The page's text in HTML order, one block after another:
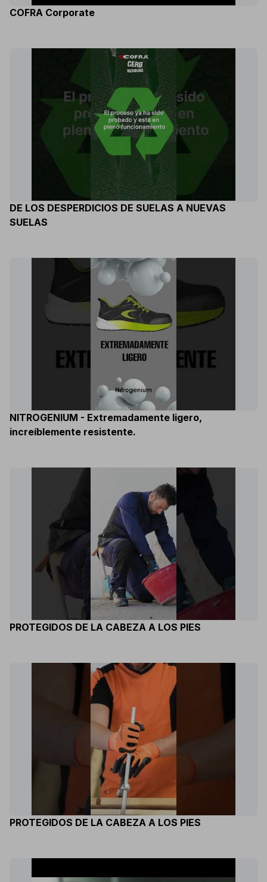
COFRA Corporate
DE LOS DESPERDICIOS DE SUELAS A NUEVAS
SUELAS
NITROGENIUM - Extremadamente ligero,
increíblemente resistente.
PROTEGIDOS DE LA CABEZA A LOS PIES
PROTEGIDOS DE LA CABEZA A LOS PIES